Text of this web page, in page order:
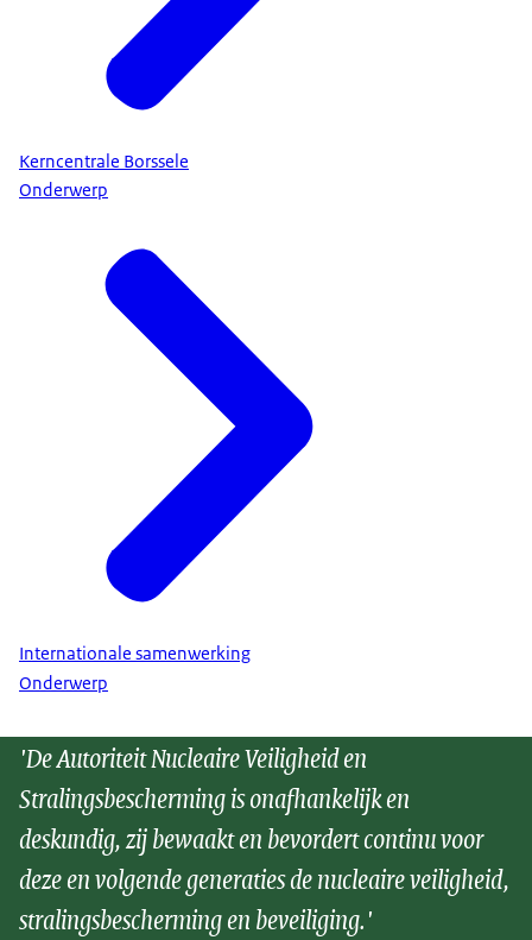
Kerncentrale Borssele
Onderwerp
Internationale samenwerking
Onderwerp
'De Autoriteit Nucleaire Veiligheid en
Stralingsbescherming is onafhankelijk en
deskundig, zij bewaakt en bevordert continu voor
deze en volgende generaties de nucleaire veiligheid,
stralingsbescherming en beveiliging.'